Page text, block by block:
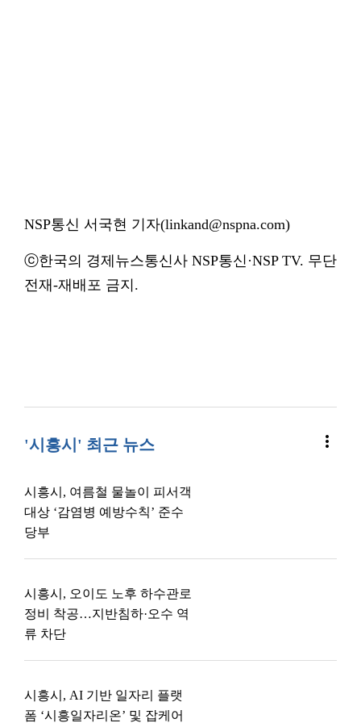
NSP통신 서국현 기자(linkand@nspna.com)
ⓒ한국의 경제뉴스통신사 NSP통신·NSP TV. 무단
전재-재배포 금지.
'시흥시' 최근 뉴스 more_vert
시흥시, 여름철 물놀이 피서객
대상 ‘감염병 예방수칙’ 준수
당부
시흥시, 오이도 노후 하수관로
정비 착공…지반침하·오수 역
류 차단
시흥시, AI 기반 일자리 플랫
폼 ‘시흥일자리온’ 및 잡케어